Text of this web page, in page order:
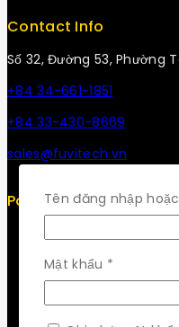
Contact Info
Số 32, Đường 53, Phường
+84 34-661-1851
+84 33-430-8669
sales@fuvitech.vn
Policy
Careers
FAQs
Tên đăng nhập
Mật khẩu *
buộc